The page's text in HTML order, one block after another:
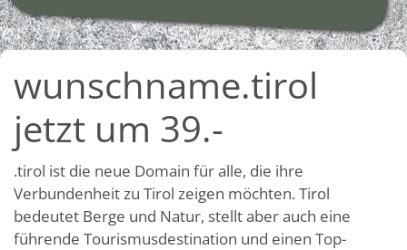
wunschname.tirol
jetzt um 39.-
.tirol ist die neue Domain für alle, die ihre
Verbundenheit zu Tirol zeigen möchten. Tirol
bedeutet Berge und Natur, stellt aber auch eine
führende Tourismusdestination und einen Top-